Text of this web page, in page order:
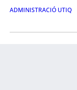
ADMINISTRACIÓ UTIQ